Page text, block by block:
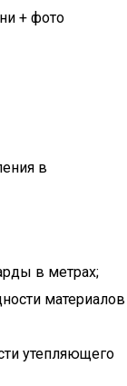
+ фото
в
в метрах;
материалов
утепляющего